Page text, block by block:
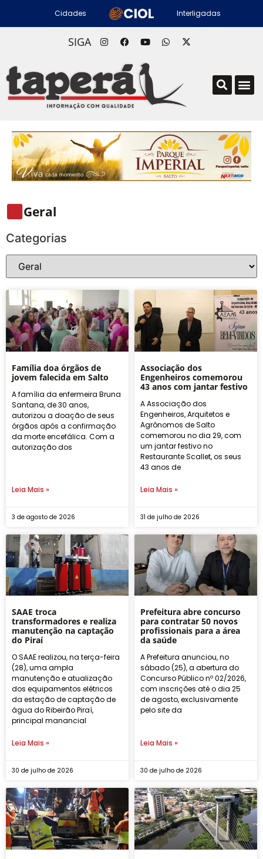
Cidades Interligadas
SIGA
Geral
Categorias
Família doa órgãos de
jovem falecida em Salto
A família da enfermeira Bruna
Santana, de 30 anos,
autorizou a doação de seus
órgãos após a confirmação
da morte encefálica. Com a
autorização dos
Leia Mais »
3 de agosto de 2026
Associação dos
Engenheiros comemorou
43 anos com jantar festivo
A Associação dos
Engenheiros, Arquitetos e
Agrônomos de Salto
comemorou no dia 29, com
um jantar festivo no
Restaurante Scallet, os seus
43 anos de
Leia Mais »
31 de julho de 2026
SAAE troca
transformadores e realiza
manutenção na captação
do Piraí
O SAAE realizou, na terça-feira
(28), uma ampla
manutenção e atualização
dos equipamentos elétricos
da estação de captação de
água do Ribeirão Piraí,
principal manancial
Leia Mais »
30 de julho de 2026
Prefeitura abre concurso
para contratar 50 novos
profissionais para a área
da saúde
A Prefeitura anunciou, no
sábado (25), a abertura do
Concurso Público nº 02/2026,
com inscrições até o dia 25
de agosto, exclusivamente
pelo site da
Leia Mais »
30 de julho de 2026